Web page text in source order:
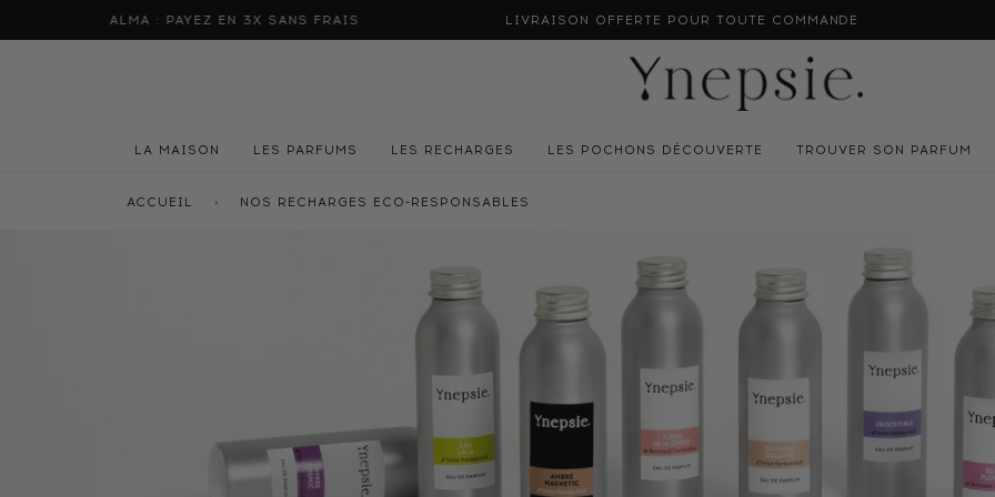
au
ALMA : PAYEZ EN 3X SANS FRAIS LIVRAISON OFFERTE POUR TOUTE COMMANDE ALMA :
LA MAISON LES PARFUMS LES RECHARGES LES POCHONS DÉCOUVERTE TROUVER SON PARFUM
ACCUEIL › NOS RECHARGES ECO-RESPONSABLES